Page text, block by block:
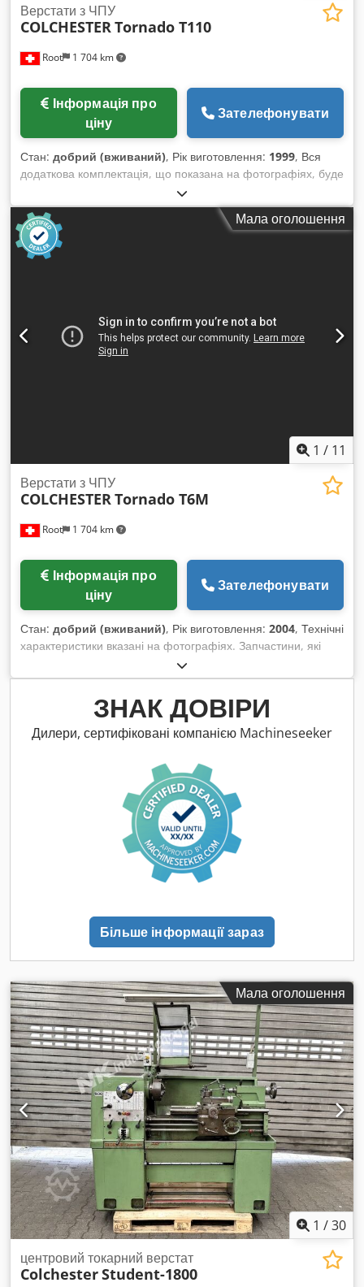
Root 1 704 km
Верстати з ЧПУ
COLCHESTERTornado T110
ціну
Зателефонувати
Стан: добрий (вживаний), Рік виготовлення: 1999, Вся
додаткова комплектація, що показана на фотографіях, буде
в комплекті. Технічні характеристики наведені на знімках.
Dsdeww Irispfx Afxock
Мала оголошення
1 / 11
Root 1 704 km
Верстати з ЧПУ
COLCHESTERTornado T6M
ціну
Зателефонувати
Стан: добрий (вживаний), Рік виготовлення: 2004, Технічні
характеристики вказані на фотографіях. Запчастини, які
показані вручну, у комплект не входять. Dcodjww Haxspfx
Afxsk
ЗНАК ДОВІРИ
Дилери, сертифіковані компанією Machineseeker
Більше інформації зараз
Мала оголошення
1 /30
центровий токарний верстат
ColchesterStudent-1800